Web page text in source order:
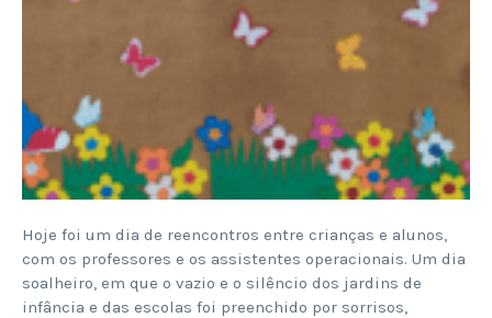
Hoje foi um dia de reencontros entre crianças e alunos,
com os professores e os assistentes operacionais. Um dia
soalheiro, em que o vazio e o silêncio dos jardins de
infância e das escolas foi preenchido por sorrisos,